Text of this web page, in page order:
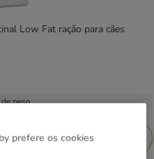
Low Fat ração para cães
peso
prefere os cookies